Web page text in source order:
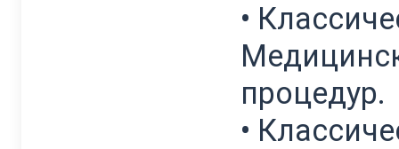
•
процедур.
•